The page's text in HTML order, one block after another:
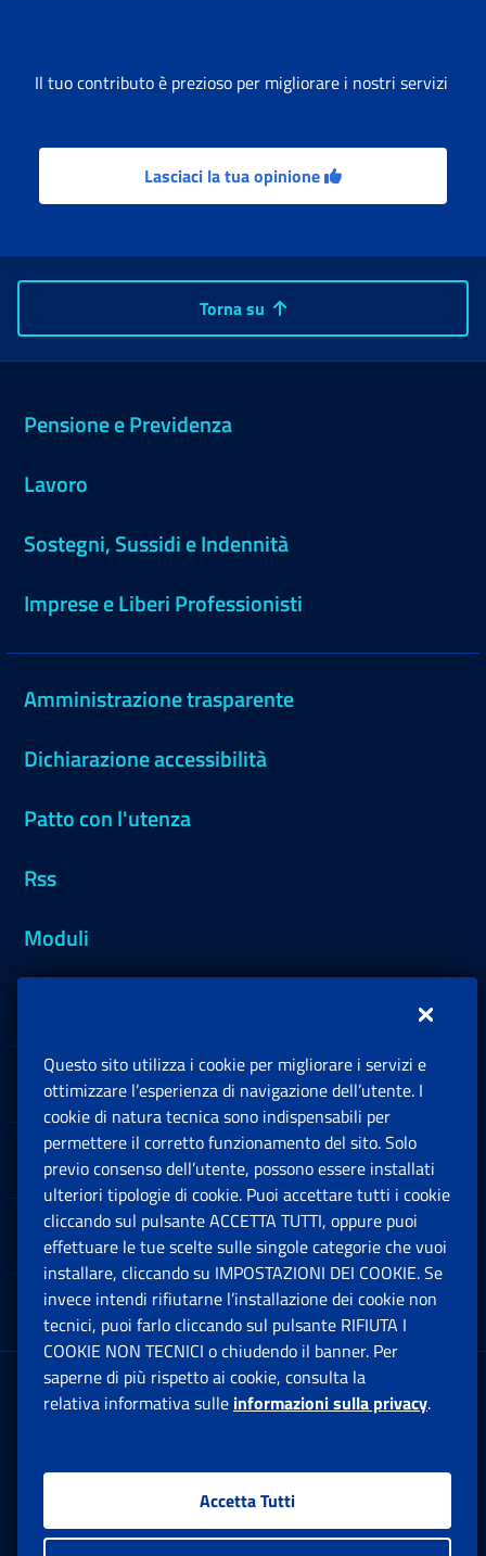
Il tuo contributo è prezioso per migliorare i nostri servizi
Lasciaci la tua opinione
Torna su
Pensione e Previdenza
Lavoro
Sostegni, Sussidi e Indennità
Imprese e Liberi Professionisti
Amministrazione trasparente
Dichiarazione accessibilità
Patto con l'utenza
Rss
Moduli
Sedi e Contatti
Software
Note Legali
App mobile
Sede Legale : Via Ciro il Grande, 21
00144 Roma
Facebook: Apre una nuova finestra
Twitter: Apre una nuova finestra
Whatsapp: Apre una nuova
Youtube: Apre una
Instagram:
Questo sito utilizza i cookie per migliorare i servizi e
ottimizzare l’esperienza di navigazione dell’utente. I
cookie di natura tecnica sono indispensabili per
permettere il corretto funzionamento del sito. Solo
previo consenso dell’utente, possono essere installati
ulteriori tipologie di cookie. Puoi accettare tutti i cookie
cliccando sul pulsante ACCETTA TUTTI, oppure puoi
effettuare le tue scelte sulle singole categorie che vuoi
installare, cliccando su IMPOSTAZIONI DEI COOKIE. Se
invece intendi rifiutarne l’installazione dei cookie non
tecnici, puoi farlo cliccando sul pulsante RIFIUTA I
COOKIE NON TECNICI o chiudendo il banner. Per
saperne di più rispetto ai cookie, consulta la
relativa informativa sulle informazioni sulla privacy.
Accetta Tutti